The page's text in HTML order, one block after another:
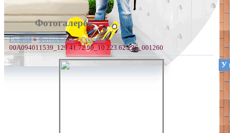
Фотогалерея
Главная»Фотоальбом»Спальня»
00A094011539_129.41.72.90_10.223.62.226_001260
У